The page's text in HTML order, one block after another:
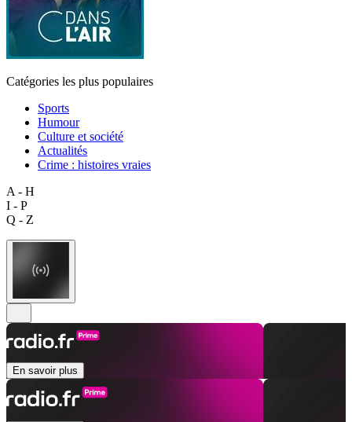
Catégories les plus populaires
Sports
Humour
Culture et société
Actualités
Crime : histoires vraies
A - H
I - P
Q - Z
En savoir plus